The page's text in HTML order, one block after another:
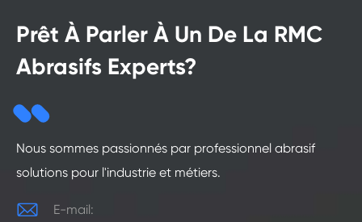
Prêt À Parler À Un De La RMC
Abrasifs Experts?
Nous sommes passionnés par professionnel abrasif
solutions pour l'industrie et métiers.
 E-mail: